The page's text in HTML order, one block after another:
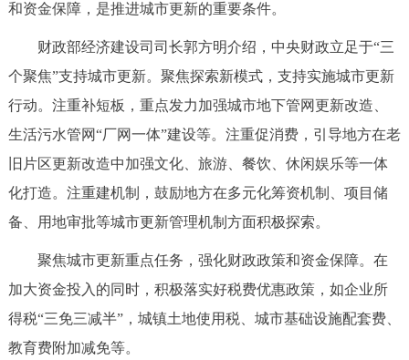
和资金保障，是推进城市更新的重要条件。
财政部经济建设司司长郭方明介绍，中央财政立足于“三
个聚焦”支持城市更新。聚焦探索新模式，支持实施城市更新
行动。注重补短板，重点发力加强城市地下管网更新改造、
生活污水管网“厂网一体”建设等。注重促消费，引导地方在老
旧片区更新改造中加强文化、旅游、餐饮、休闲娱乐等一体
化打造。注重建机制，鼓励地方在多元化筹资机制、项目储
备、用地审批等城市更新管理机制方面积极探索。
聚焦城市更新重点任务，强化财政政策和资金保障。在
加大资金投入的同时，积极落实好税费优惠政策，如企业所
得税“三免三减半”，城镇土地使用税、城市基础设施配套费、
教育费附加减免等。